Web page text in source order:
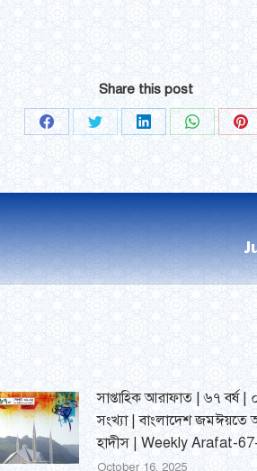
Share this post
Share
on
Facebook
Share
Twitter
Share
LinkedIn
Share
on
WhatsApp
Next
post:
সাপ্তাহিক আরাফাত | ৬৭ বর্ষ
সংখ্যা | বাংলাদেশ জমঈয়তে
হাদীস | Weekly Arafat-
October 16, 2025